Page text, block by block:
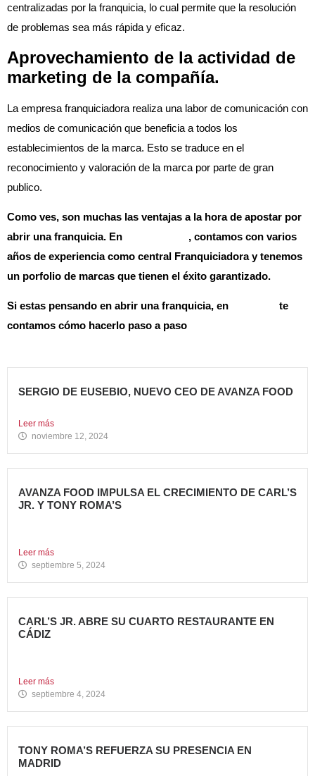
SERGIO DE EUSEBIO, NUEVO CEO DE AVANZA FOOD
Leer más
noviembre 12, 2024
AVANZA FOOD IMPULSA EL CRECIMIENTO DE CARL’S
JR. Y TONY ROMA’S
Leer más
septiembre 5, 2024
CARL’S JR. ABRE SU CUARTO RESTAURANTE EN
CÁDIZ
Leer más
septiembre 4, 2024
TONY ROMA’S REFUERZA SU PRESENCIA EN
MADRID
centralizadas por la franquicia, lo cual permite que la resolución
de problemas sea más rápida y eficaz.
Aprovechamiento de la actividad de
marketing de la compañía.
La empresa franquiciadora realiza una labor de comunicación con
medios de comunicación que beneficia a todos los
establecimientos de la marca. Esto se traduce en el
reconocimiento y valoración de la marca por parte de gran
publico.
Como ves, son muchas las ventajas a la hora de apostar por
abrir una franquicia. En
, contamos con varios
años de experiencia como central Franquiciadora y tenemos
un porfolio de marcas que tienen el éxito garantizado.
Si estas pensando en abrir una franquicia, en
te
contamos cómo hacerlo paso a paso